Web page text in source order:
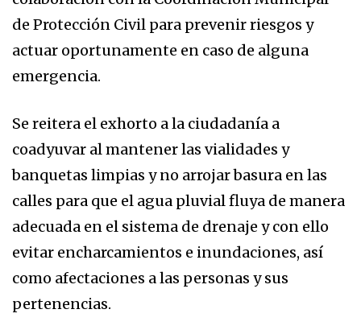
de Protección Civil para prevenir riesgos y
actuar oportunamente en caso de alguna
emergencia.
Se reitera el exhorto a la ciudadanía a
coadyuvar al mantener las vialidades y
banquetas limpias y no arrojar basura en las
calles para que el agua pluvial fluya de manera
adecuada en el sistema de drenaje y con ello
evitar encharcamientos e inundaciones, así
como afectaciones a las personas y sus
pertenencias.